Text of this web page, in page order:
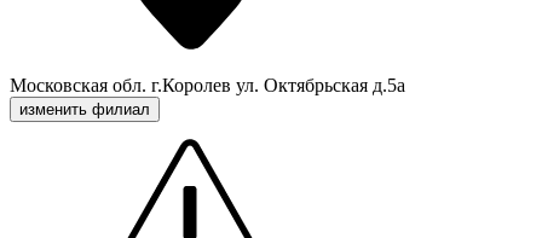
Московская обл. г.Королев ул. Октябрьская д.5а
изменить филиал